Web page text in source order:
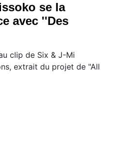
se la
avec ''Des
clip de Six & J-Mi
extrait du projet de "All